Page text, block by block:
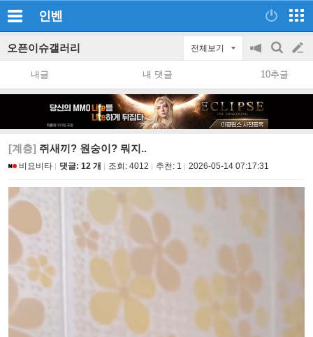
인벤
오픈이슈갤러리 전체보기
공
지
on/off
검
색
글
쓰
내글 내 댓글 10추글
[계층] 쥐새끼? 원숭이? 뭐지..
비요비타 댓글: 12 개 조회: 4012 추천: 1 2026-05-14 07:17:31